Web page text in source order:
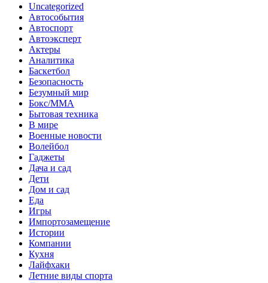
Uncategorized
Автособытия
Автоспорт
Автоэксперт
Актеры
Аналитика
Баскетбол
Безопасность
Безумный мир
Бокс/MMA
Бытовая техника
В мире
Военные новости
Волейбол
Гаджеты
Дача и сад
Дети
Дом и сад
Еда
Игры
Импортозамещение
Истории
Компании
Кухня
Лайфхаки
Летние виды спорта